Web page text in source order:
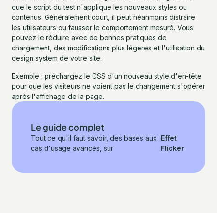
que le script du test n'applique les nouveaux styles ou
contenus. Généralement court, il peut néanmoins distraire
les utilisateurs ou fausser le comportement mesuré. Vous
pouvez le réduire avec de bonnes pratiques de
chargement, des modifications plus légères et l'utilisation du
design system de votre site.
Exemple : préchargez le CSS d'un nouveau style d'en-tête
pour que les visiteurs ne voient pas le changement s'opérer
après l'affichage de la page.
Le guide complet
Tout ce qu'il faut savoir, des bases aux
cas d'usage avancés, sur
Effet
Flicker